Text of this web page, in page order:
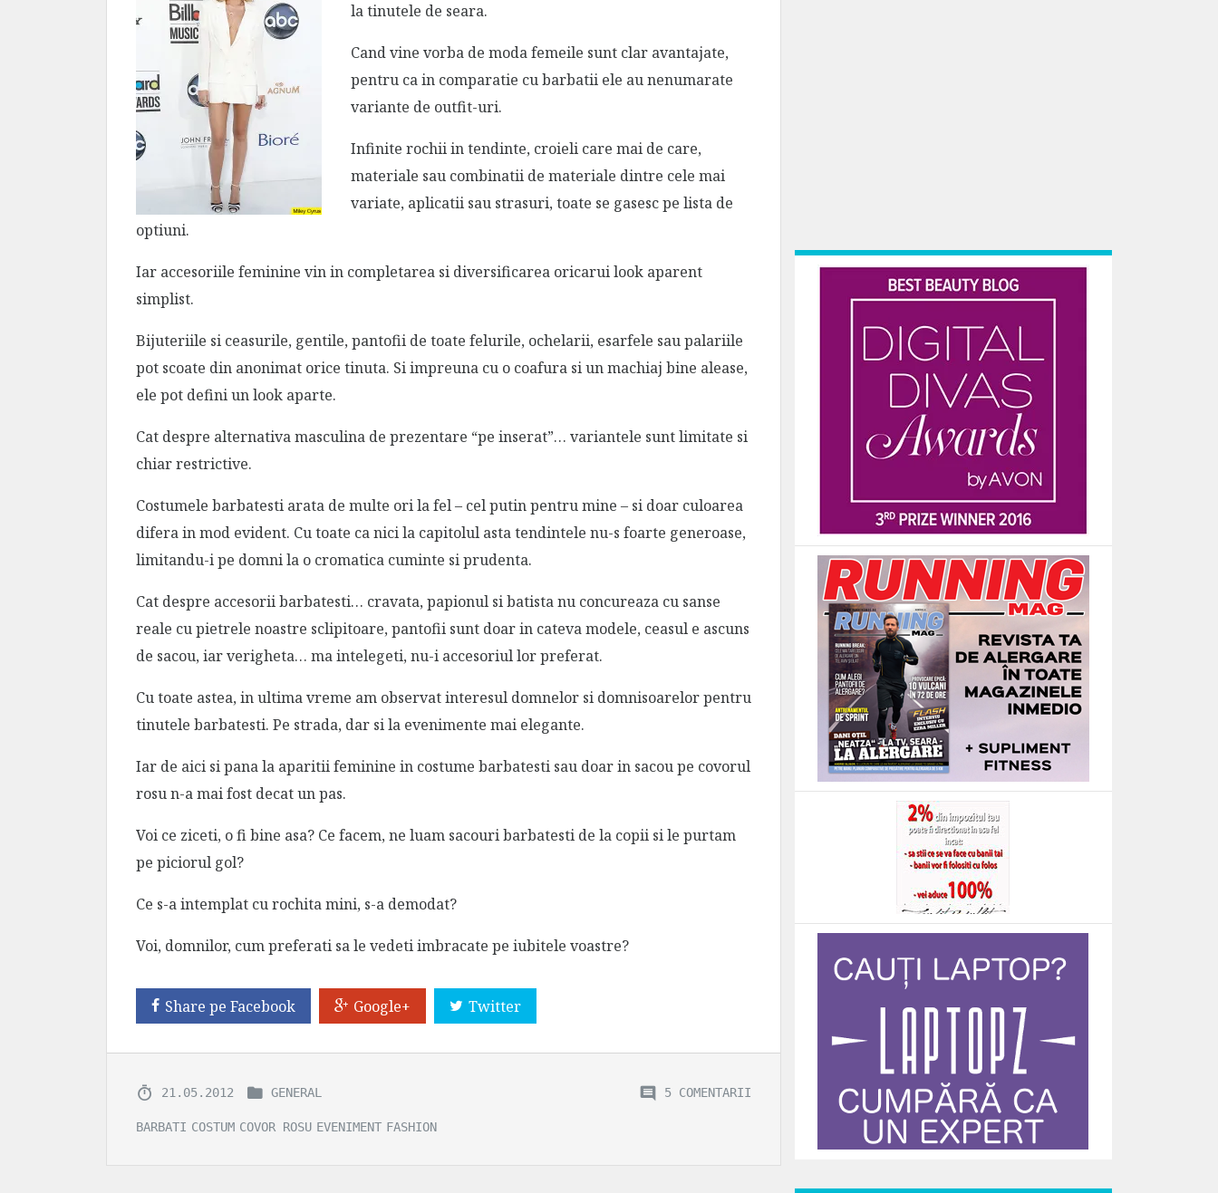
la tinutele de seara.
Cand vine vorba de moda femeile sunt clar avantajate,
pentru ca in comparatie cu barbatii ele au nenumarate
variante de outfit-uri.
Infinite rochii in tendinte, croieli care mai de care,
materiale sau combinatii de materiale dintre cele mai
variate, aplicatii sau strasuri, toate se gasesc pe lista de
optiuni.
Iar accesoriile feminine vin in completarea si diversificarea oricarui look aparent
simplist.
Bijuteriile si ceasurile, gentile, pantofii de toate felurile, ochelarii, esarfele sau palariile
pot scoate din anonimat orice tinuta. Si impreuna cu o coafura si un machiaj bine alease,
ele pot defini un look aparte.
Cat despre alternativa masculina de prezentare “pe inserat”… variantele sunt limitate si
chiar restrictive.
Costumele barbatesti arata de multe ori la fel – cel putin pentru mine – si doar culoarea
difera in mod evident. Cu toate ca nici la capitolul asta tendintele nu-s foarte generoase,
limitandu-i pe domni la o cromatica cuminte si prudenta.
Cat despre accesorii barbatesti… cravata, papionul si batista nu concureaza cu sanse
reale cu pietrele noastre sclipitoare, pantofii sunt doar in cateva modele, ceasul e ascuns
de sacou, iar verigheta… ma intelegeti, nu-i accesoriul lor preferat.
Cu toate astea, in ultima vreme am observat interesul domnelor si domnisoarelor pentru
tinutele barbatesti. Pe strada, dar si la evenimente mai elegante.
Iar de aici si pana la aparitii feminine in costume barbatesti sau doar in sacou pe covorul
rosu n-a mai fost decat un pas.
Voi ce ziceti, o fi bine asa? Ce facem, ne luam sacouri barbatesti de la copii si le purtam
pe piciorul gol?
Ce s-a intemplat cu rochita mini, s-a demodat?
Voi, domnilor, cum preferati sa le vedeti imbracate pe iubitele voastre?
Share pe Facebook Google+ Twitter
21.05.2012 GENERAL 5 COMENTARII
BARBATI COSTUM COVOR ROSU EVENIMENT FASHION